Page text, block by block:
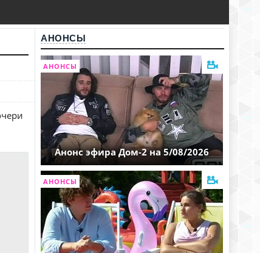
АНОНСЫ
АНОНСЫ
Анонс эфира Дом-2 на 5/08/2026
АНОНСЫ